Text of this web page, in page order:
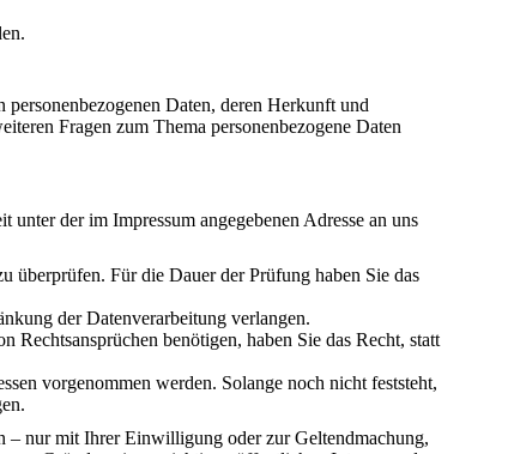
Daten, deren Herkunft und
Fragen zum Thema personenbezogene Daten
der im Impressum angegebenen Adresse an uns
überprüfen. Für die Dauer der Prüfung haben Sie das
der Datenverarbeitung verlangen.
benötigen, haben Sie das Recht, statt
vorgenommen werden. Solange noch nicht feststeht,
– nur mit Ihrer Einwilligung oder zur Geltendmachung,